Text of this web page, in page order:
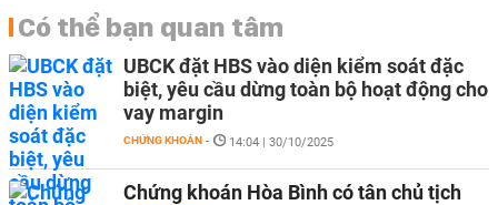
Có thể bạn quan tâm
UBCK đặt HBS vào diện kiểm soát đặc
biệt, yêu cầu dừng toàn bộ hoạt động cho
vay margin
CHỨNG KHOÁN - 14:04 | 30/10/2025
Chứng khoán Hòa Bình có tân chủ tịch